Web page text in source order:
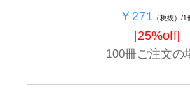
￥271 （税抜）/1
[25%off]
100冊ご注文の